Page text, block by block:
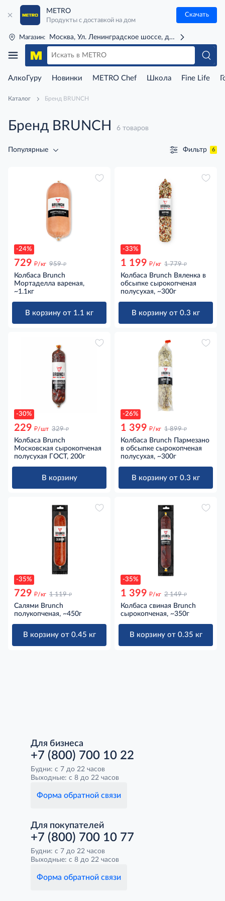
METRO
Продукты с доставкой на дом
Скачать
Магазин: Москва, Ул. Ленинградское шоссе, д. 71Г (м. Речной
АлкоГуру Новинки METRO Chef Школа Fine Life
Каталог Бренд BRUNCH
Бренд BRUNCH 6 товаров
Популярные Фильтр 6
-24%
729 д/кг 959 д
Колбаса Brunch
Мортаделла вареная,
~1.1кг
В корзину от 1.1 кг
-33%
1 199 д/кг 1 779 д
Колбаса Brunch Вяленка в
обсыпке сырокопченая
полусухая, ~300г
В корзину от 0.3 кг
-30%
229 д/шт 329 д
Колбаса Brunch
Московская сырокопченая
полусухая ГОСТ, 200г
В корзину
-26%
1 399 д/кг 1 899 д
Колбаса Brunch Пармезано
в обсыпке сырокопченая
полусухая, ~300г
В корзину от 0.3 кг
-35%
729 д/кг 1 119 д
Салями Brunch
полукопченая, ~450г
В корзину от 0.45 кг
-35%
1 399 д/кг 2 149 д
Колбаса свиная Brunch
сырокопченая, ~350г
В корзину от 0.35 кг
Для бизнеса
+7 (800) 700 10 22
Будни: с 7 до 22 часов
Выходные: с 8 до 22 часов
Форма обратной связи
Для покупателей
+7 (800) 700 10 77
Будни: с 7 до 22 часов
Выходные: с 8 до 22 часов
Форма обратной связи